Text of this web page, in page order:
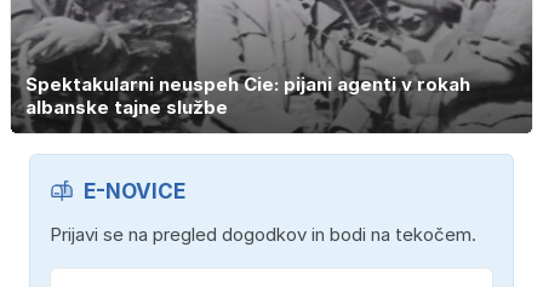
Spektakularni neuspeh Cie: pijani agenti v rokah
albanske tajne službe
E-NOVICE
Prijavi se na pregled dogodkov in bodi na tekočem.